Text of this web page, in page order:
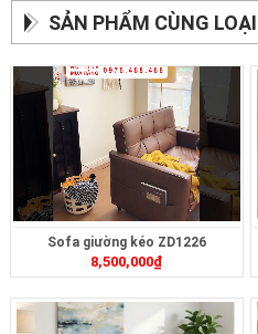
SẢN PHẨM CÙNG LOẠI
Sofa giường kéo ZD1226
8,500,000₫